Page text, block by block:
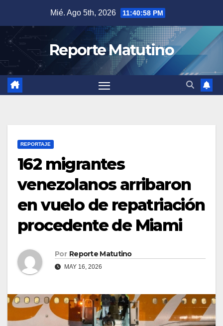
contenido
Mié. Ago 5th, 2026 11:40:59 PM
Reporte Matutino
REPORTAJE
162 migrantes
venezolanos arribaron
en vuelo de repatriación
procedente de Miami
Por Reporte Matutino
MAY 16, 2026